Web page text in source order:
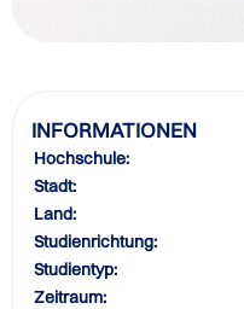
INFORMATIONEN
Hochschule:
Stadt:
Land:
Studienrichtung:
Studientyp:
Zeitraum: